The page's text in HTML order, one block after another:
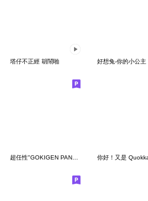
塔仔不正經 胡鬧啪 好想兔-你的小公主
你好！又是